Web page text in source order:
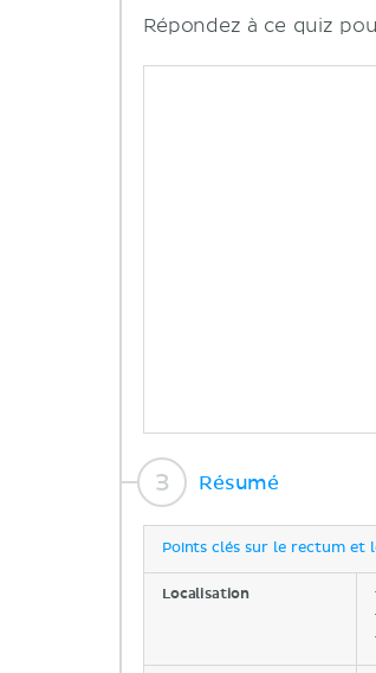
Répondez à ce quiz
Résumé
Points clés sur le rectum et
Localisation